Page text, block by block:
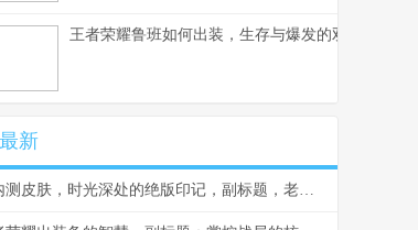
王者荣耀鲁班如何出装，生存与爆发的双重艺术，
新
王者内测皮肤，时光深处的绝版印记，副标题，老玩家记忆中的无价瑰宝